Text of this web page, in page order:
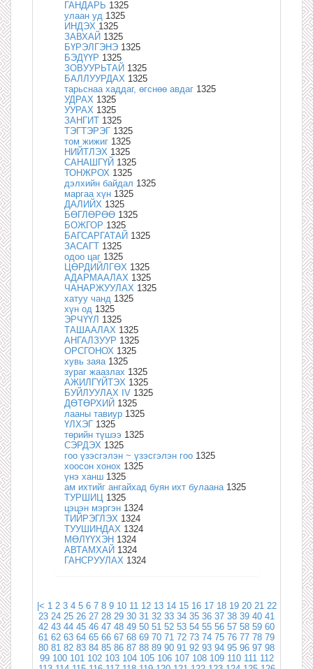
ГАНДАРЬ 1325
улаан уд 1325
ИНДЭХ 1325
ЗАВХАЙ 1325
БҮРЭЛГЭНЭ 1325
БЭДҮҮР 1325
ЗОВУУРЬТАЙ 1325
БАЛЛУУРДАХ 1325
тарьснаа хаддаг, өгснөө авдаг 1325
УДРАХ 1325
УУРАХ 1325
ЗАНГИТ 1325
ТЭГТЭРЭГ 1325
том жижиг 1325
НИЙТЛЭХ 1325
САНАШГҮЙ 1325
ТОНЖРОХ 1325
дэлхийн байдал 1325
маргаа хүн 1325
ДАЛИЙХ 1325
БӨГЛӨРӨӨ 1325
БОЖГОР 1325
БАГСАРГАТАЙ 1325
ЗАСАГТ 1325
одоо цаг 1325
ЦӨРДИЙЛГӨХ 1325
АДАРМААЛАХ 1325
ЧАНАРЖУУЛАХ 1325
хатуу чанд 1325
хүн од 1325
ЭРЧҮҮЛ 1325
ТАШААЛАХ 1325
АНГАЛЗУУР 1325
ОРСГОНОХ 1325
хувь заяа 1325
зураг жаазлах 1325
АЖИЛГҮЙТЭХ 1325
БУЙЛУУЛАХ IV 1325
ДӨТӨРХИЙ 1325
лааны тавиур 1325
ҮЛХЭГ 1325
төрийн түшээ 1325
СЭРДЭХ 1325
гоо үзэсгэлэн ~ үзэсгэлэн гоо 1325
хоосон хонох 1325
үнэ ханш 1325
ам ихтийг ангайхад буян ихт булаана 1325
ТУРШИЦ 1325
цэцэн мэргэн 1324
ТИЙРЭГЛЭХ 1324
ТУУШИНДАХ 1324
МӨЛҮҮХЭН 1324
АВТАМХАЙ 1324
ГАНСРУУЛАХ 1324
|< 1 2 3 4 5 6 7 8 9 10 11 12 13 14 15 16 17 18 19 20 21 22
23 24 25 26 27 28 29 30 31 32 33 34 35 36 37 38 39 40 41
42 43 44 45 46 47 48 49 50 51 52 53 54 55 56 57 58 59 60
61 62 63 64 65 66 67 68 69 70 71 72 73 74 75 76 77 78 79
80 81 82 83 84 85 86 87 88 89 90 91 92 93 94 95 96 97 98
99 100 101 102 103 104 105 106 107 108 109 110 111 112